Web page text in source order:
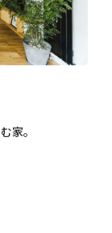
家。